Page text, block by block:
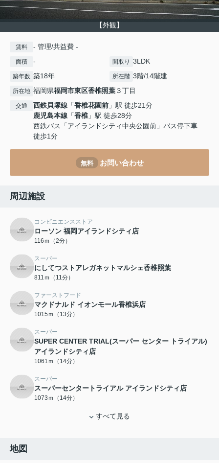
【外観】
賃料 - 管理/共益費 -
面積 - 間取り 3LDK
築年数 築18年 所在階 3階/14階建
所在地 福岡県福岡市東区香椎照葉３丁目
交通 西鉄貝塚線 「香椎花園前 」駅 徒歩21分
鹿児島本線 「香椎 」駅 徒歩28分
西鉄バス「アイランドシティ中央公園前」バス停下車
徒歩1分
無料 お問い合わせ
周辺施設
コンビニエンスストア
ローソン 福岡アイランドシティ店
116ｍ（2分）
スーパー
にしてつストアレガネットマルシェ香椎照葉
811ｍ（11分）
ファーストフード
マクドナルド イオンモール香椎浜店
1015ｍ（13分）
スーパー
SUPER CENTER TRIAL(スーパー センター トライアル)
アイランドシティ店
1061ｍ（14分）
スーパー
スーパーセンタートライアル アイランドシティ店
1073ｍ（14分）
すべて見る
地図